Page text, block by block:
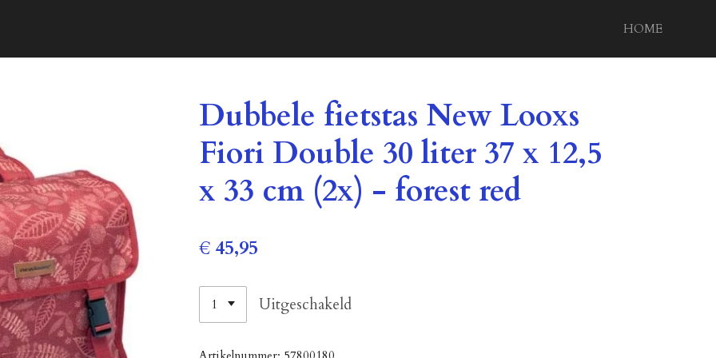
HOME
Dubbele fietstas New Looxs
Fiori Double 30 liter 37 x 12,5
x 33 cm (2x) - forest red
€ 45,95
Uitgeschakeld